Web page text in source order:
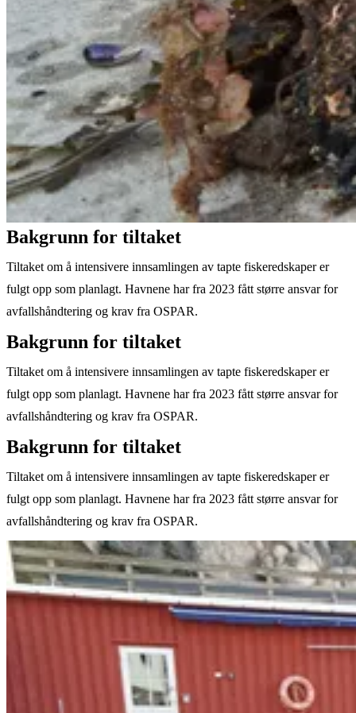
Bakgrunn for tiltaket
Tiltaket om å intensivere innsamlingen av tapte fiskeredskaper er
fulgt opp som planlagt. Havnene har fra 2023 fått større ansvar for
avfallshåndtering og krav fra OSPAR.
Bakgrunn for tiltaket
Tiltaket om å intensivere innsamlingen av tapte fiskeredskaper er
fulgt opp som planlagt. Havnene har fra 2023 fått større ansvar for
avfallshåndtering og krav fra OSPAR.
Bakgrunn for tiltaket
Tiltaket om å intensivere innsamlingen av tapte fiskeredskaper er
fulgt opp som planlagt. Havnene har fra 2023 fått større ansvar for
avfallshåndtering og krav fra OSPAR.